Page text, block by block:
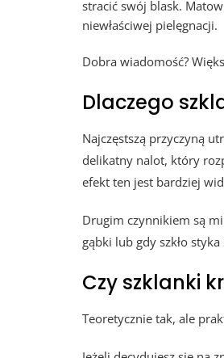
stracić swój blask.
niewłaściwej pielęgnacji.
Dobra wiadomość?
Dlaczego
Najczęstszą przyczyną
delikatny nalot, który
efekt ten jest bardziej
Drugim czynnikiem są
gąbki lub gdy szkło
Czy szklanki
Teoretycznie tak, ale